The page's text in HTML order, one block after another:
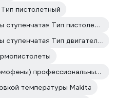
пистолетный
Регулировка температуры ступенчатая Тип пистолетный
Регулировка температуры ступенчатая Тип двигателя щеточный
Строительные фены (термофены) профессиональные Makita
температуры Makita